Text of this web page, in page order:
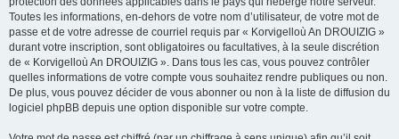
Toutes les informations, en-dehors de votre nom d’utilisateur, de votre mot de
passe et de votre adresse de courriel requis par « Korvigelloù An DROUIZIG »
durant votre inscription, sont obligatoires ou facultatives, à la seule discrétion
de « Korvigelloù An DROUIZIG ». Dans tous les cas, vous pouvez contrôler
quelles informations de votre compte vous souhaitez rendre publiques ou non.
De plus, vous pouvez décider de vous abonner ou non à la liste de diffusion du
logiciel phpBB depuis une option disponible sur votre compte.